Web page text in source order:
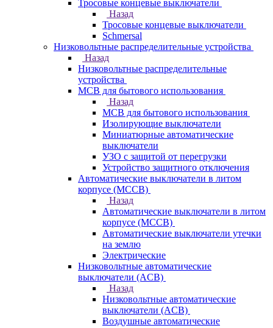
Тросовые концевые выключатели
Назад
Тросовые концевые выключатели
Schmersal
Низковольтные распределительные устройства
Назад
Низковольтные распределительные
устройства
MCB для бытового использования
Назад
MCB для бытового использования
Изолирующие выключатели
Миниатюрные автоматические
выключатели
УЗО с защитой от перегрузки
Устройство защитного отключения
Автоматические выключатели в литом
корпусе (MCCB)
Назад
Автоматические выключатели в литом
корпусе (MCCB)
Автоматические выключатели утечки
на землю
Электрические
Низковольтные автоматические
выключатели (ACB)
Назад
Низковольтные автоматические
выключатели (ACB)
Воздушные автоматические